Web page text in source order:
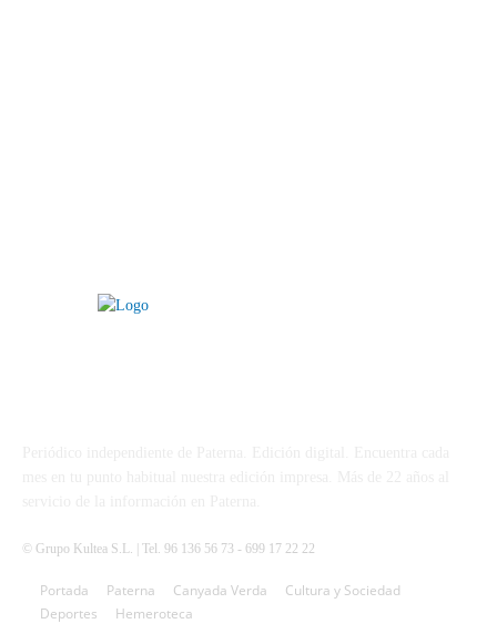
© Grupo Kultea S.L. | Tel. 96 136 56 73 - 699 17 22 22
Portada Paterna Canyada Verda
Cultura y Sociedad
Deportes
Hemeroteca